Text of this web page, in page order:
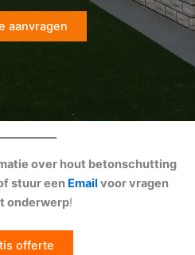
aanvragen
over hout betonschutting
stuur een Email voor vragen
onderwerp!
offerte